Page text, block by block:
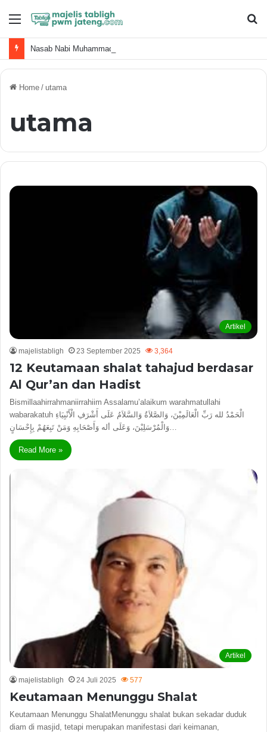
Menu
Home / utama
utama
Artikel
majelistabligh 23 September 2025 3,364
12 Keutamaan shalat tahajud berdasar
Al Qur’an dan Hadist
Bismillaahirrahmaniirrahiim Assalamu’alaikum warahmatullahi
wabarakatuh الْحَمْدُ لله رَبِّ الْعَالَمِيْنَ، وَالصَّلاَةُ وَالسَّلاَمُ عَلَى أَشْرَفِ الْأَنْبِيَاءِ
Read More »
Artikel
majelistabligh 24 Juli 2025 577
Keutamaan Menunggu Shalat
Keutamaan Menunggu ShalatMenunggu shalat bukan sekadar duduk
diam di masjid, tetapi merupakan manifestasi dari keimanan,